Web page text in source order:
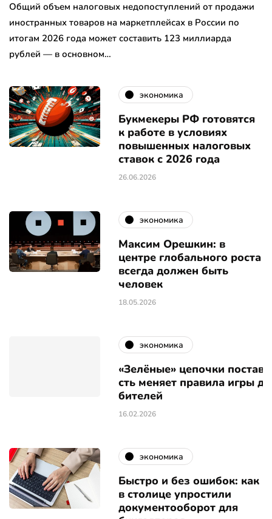
Общий объем налоговых недопоступлений от продажи
иностранных товаров на маркетплейсах в России по
итогам 2026 года может составить 123 миллиарда
рублей — в основном…
экономика
Букмекеры РФ готовятся
к работе в условиях
повышенных налоговых
ставок с 2026 года
26.06.2026
экономика
Максим Орешкин: в
центре глобального роста
всегда должен быть
человек
18.05.2026
экономика
«Зелёные» цепочки
сть меняет правила игры
бителей
16.02.2026
экономика
Быстро и без ошибок: как
в столице упростили
документооборот для